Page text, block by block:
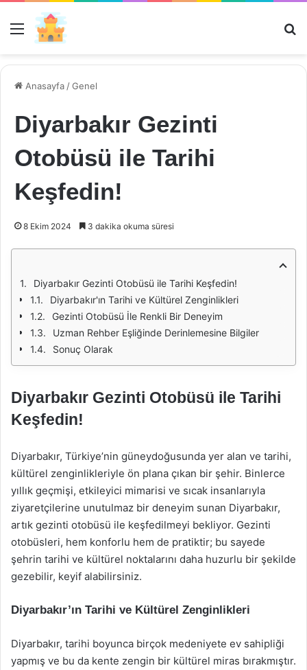
Menü
Anasayfa /Genel
Diyarbakır Gezinti
Otobüsü ile Tarihi
Keşfedin!
8 Ekim 2024 3 dakika okuma süresi
Diyarbakır Gezinti Otobüsü ile Tarihi Keşfedin!
Diyarbakır'ın Tarihi ve Kültürel Zenginlikleri
Gezinti Otobüsü İle Renkli Bir Deneyim
Uzman Rehber Eşliğinde Derinlemesine Bilgiler
Sonuç Olarak
Diyarbakır Gezinti Otobüsü ile Tarihi
Keşfedin!
Diyarbakır, Türkiye’nin güneydoğusunda yer alan ve tarihi,
kültürel zenginlikleriyle ön plana çıkan bir şehir. Binlerce
yıllık geçmişi, etkileyici mimarisi ve sıcak insanlarıyla
ziyaretçilerine unutulmaz bir deneyim sunan Diyarbakır,
artık gezinti otobüsü ile keşfedilmeyi bekliyor. Gezinti
otobüsleri, hem konforlu hem de pratiktir; bu sayede
şehrin tarihi ve kültürel noktalarını daha huzurlu bir şekilde
gezebilir, keyif alabilirsiniz.
Diyarbakır’ın Tarihi ve Kültürel Zenginlikleri
Diyarbakır, tarihi boyunca birçok medeniyete ev sahipliği
yapmış ve bu da kente zengin bir kültürel miras bırakmıştır.